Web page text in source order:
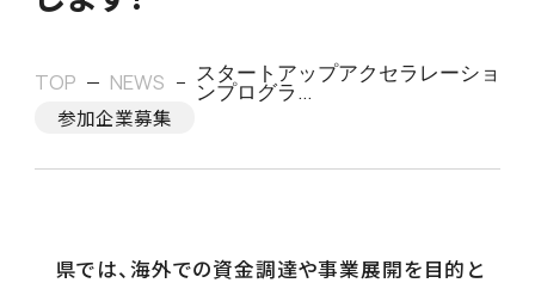
TOP NEWS スタートアップアクセラレーショ
ンプログラ...
参加企業募集
県では、海外での資金調達や事業展開を目的と